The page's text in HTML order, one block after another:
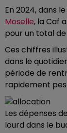
En 2024, dans
Moselle, la Caf
pour un total de
Ces chiffres
dans le
période de
rapidement
Les dépenses
lourd dans le